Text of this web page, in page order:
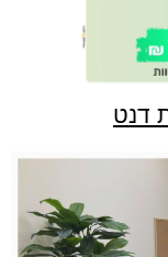
דנט